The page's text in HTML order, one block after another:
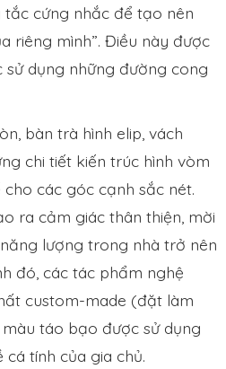
cứng nhắc để tạo nên
riêng mình”. Điều này được
sử dụng những đường cong
bàn trà hình elip, vách
chi tiết kiến trúc hình vòm
các góc cạnh sắc nét.
ra cảm giác thân thiện, mời
lượng trong nhà trở nên
đó, các tác phẩm nghệ
custom-made (đặt làm
táo bạo được sử dụng
tính của gia chủ.